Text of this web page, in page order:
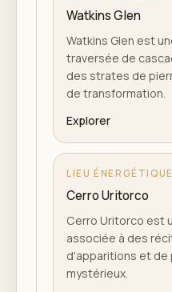
Watkins Glen
Watkins Glen est
traversée de
des strates de
de transformation.
Explorer
LIEU
Cerro Uritorco
Cerro Uritorco est
associée à des
d'apparitions et de
mystérieux.